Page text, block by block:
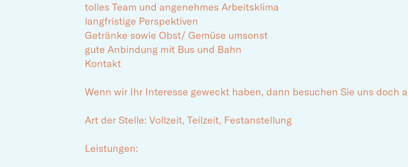
tolles Team und angenehmes Arbeitsklima
langfristige Perspektiven
Getränke sowie Obst/ Gemüse umsonst
gute Anbindung mit Bus und Bahn
Kontakt
Wenn wir Ihr Interesse geweckt haben, dann besuchen Sie uns doch
Art der Stelle: Vollzeit, Teilzeit, Festanstellung
Leistungen: